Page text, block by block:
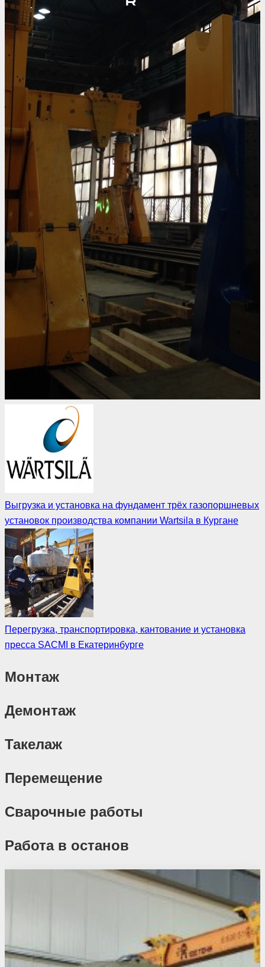
Выгрузка и установка на фундамент трёх газопоршневых
установок производства компании Wartsila в Кургане
Перегрузка, транспортировка, кантование и установка
пресса SACMI в Екатеринбурге
Монтаж
Демонтаж
Такелаж
Перемещение
Сварочные работы
Работа в останов
Похожие проекты